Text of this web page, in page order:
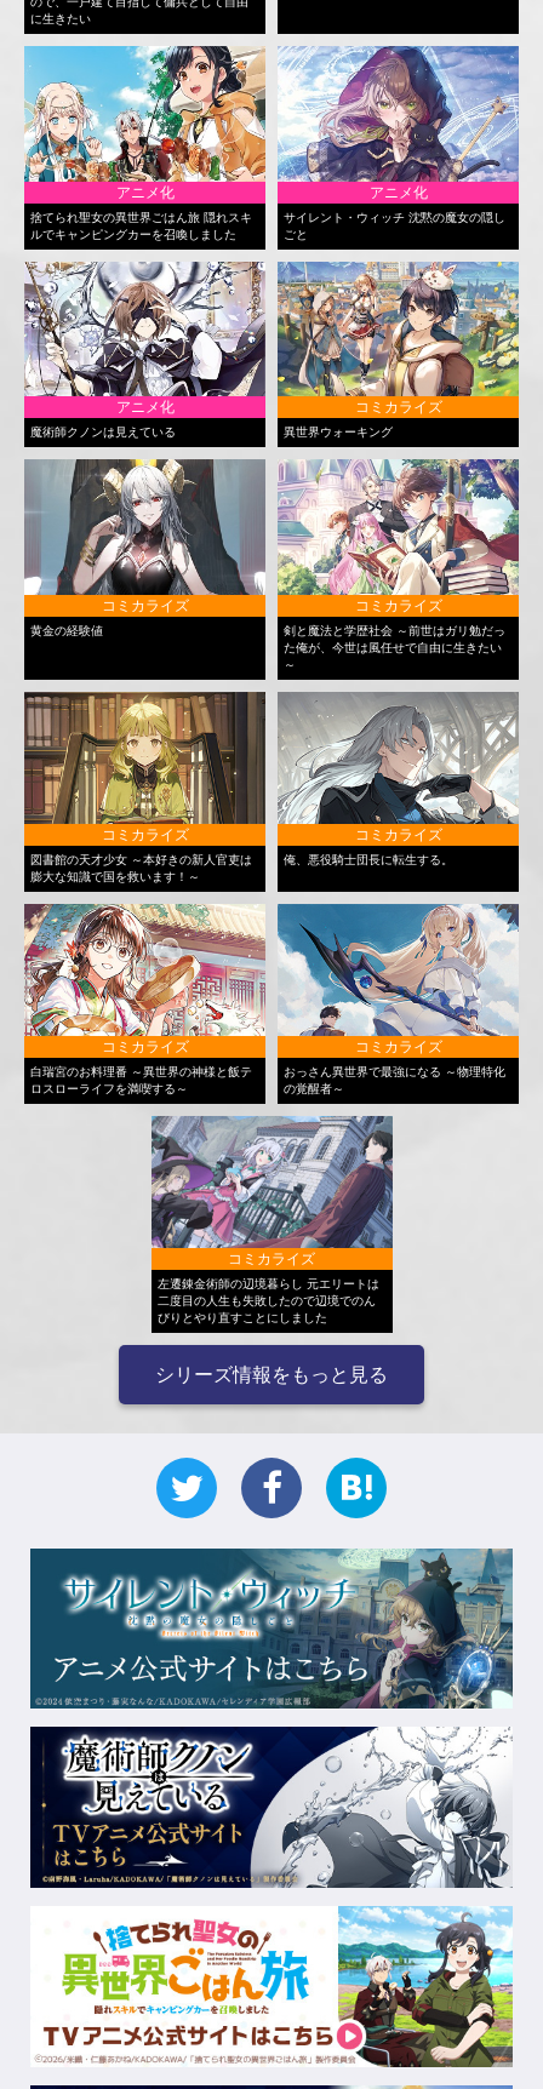
に生きたい
アニメ化
捨てられ聖女の異世界ごはん旅 隠れスキ
ルでキャンピングカーを召喚しました
アニメ化
サイレント・ウィッチ 沈黙の魔女の隠し
ごと
アニメ化
魔術師クノンは見えている
コミカライズ
異世界ウォーキング
コミカライズ
黄金の経験値
コミカライズ
剣と魔法と学歴社会 ～前世はガリ勉だっ
た俺が、今世は風任せで自由に生きたい
～
コミカライズ
図書館の天才少女 ～本好きの新人官吏は
膨大な知識で国を救います！～
コミカライズ
俺、悪役騎士団長に転生する。
コミカライズ
白瑞宮のお料理番 ～異世界の神様と飯テ
ロスローライフを満喫する～
コミカライズ
おっさん異世界で最強になる ～物理特化
の覚醒者～
コミカライズ
左遷錬金術師の辺境暮らし 元エリートは
二度目の人生も失敗したので辺境でのん
びりとやり直すことにしました
シリーズ情報をもっと見る